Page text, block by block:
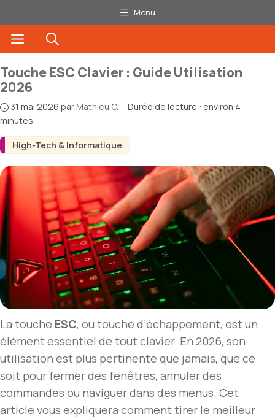
au
contenu
Menu
Menu
High-Tech & Informatique
Touche ESC Clavier : Guide Utilisation
2026
31 mai 2026 par Mathieu C. · Durée de lecture : environ 4
minutes
La touche ESC, ou touche d’échappement, est un
élément essentiel de tout clavier. En 2026, son
utilisation est plus pertinente que jamais, que ce
soit pour fermer des fenêtres, annuler des
commandes ou naviguer dans des menus. Cet
article vous expliquera comment tirer le meilleur